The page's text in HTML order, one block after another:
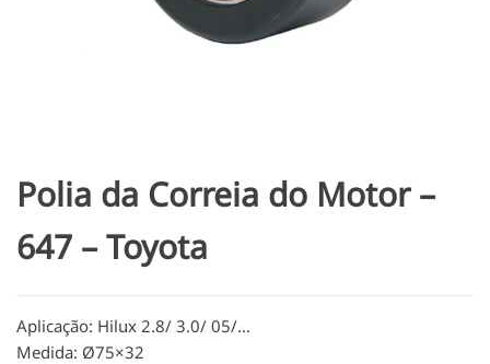
Polia da Correia do Motor –
647 – Toyota
Aplicação: Hilux 2.8/ 3.0/ 05/…
Medida: Ø75×32